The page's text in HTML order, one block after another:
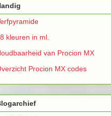
kleuren in ml.
van Procion MX
Procion MX codes